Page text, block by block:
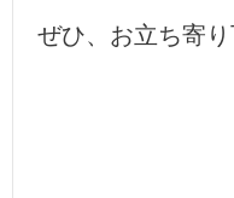
ぜひ、お立ち寄り